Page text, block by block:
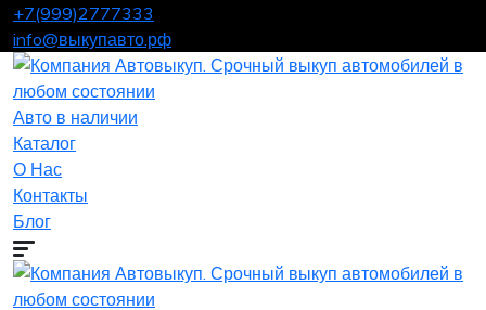
+7(999)2777333
info@выкупавто.рф
Авто в наличии
Каталог
О Нас
Контакты
Блог